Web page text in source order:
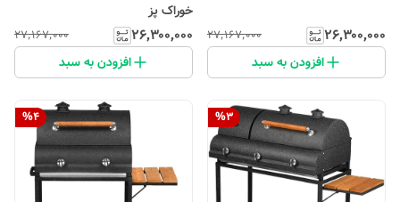
۲۶٬۳۰۰٬۰۰۰ ۲۷٬۱۶۷٬۰۰۰
افزودن به سبد
خوراک پز
۲۶٬۳۰۰٬۰۰۰ ۲۷٬۱۶۷٬۰۰۰
افزودن به سبد
%3
%4